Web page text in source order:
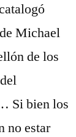
Michael
de los
Si bien los
no estar